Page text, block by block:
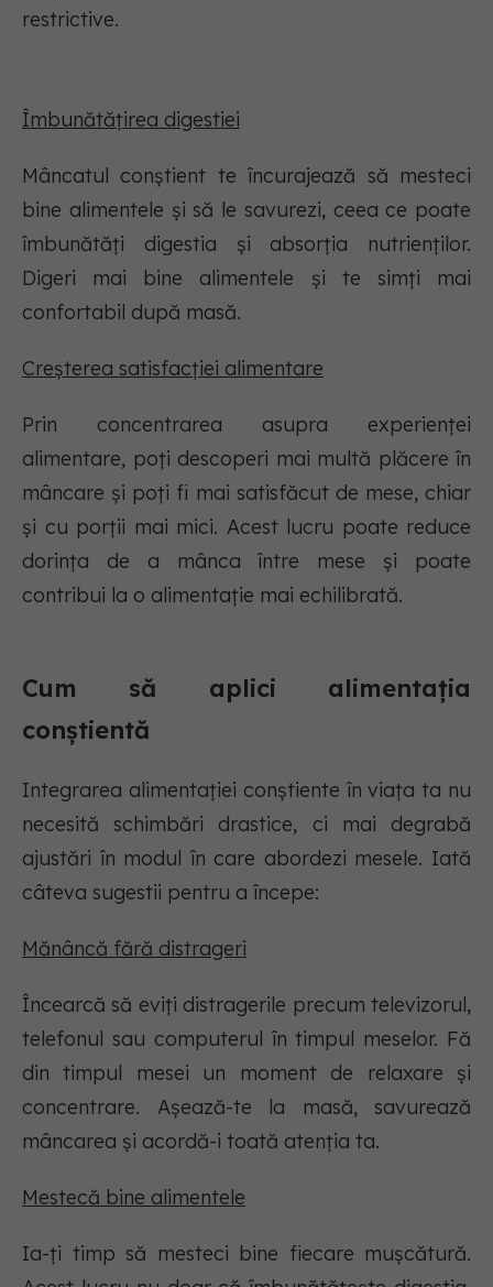
restrictive.
Îmbunătățirea digestiei
Mâncatul conștient te încurajează să mesteci
bine alimentele și să le savurezi, ceea ce poate
îmbunătăți digestia și absorția nutrienților.
Digeri mai bine alimentele și te simți mai
confortabil după masă.
Creșterea satisfacției alimentare
Prin concentrarea asupra experienței
alimentare, poți descoperi mai multă plăcere în
mâncare și poți fi mai satisfăcut de mese, chiar
și cu porții mai mici. Acest lucru poate reduce
dorința de a mânca între mese și poate
contribui la o alimentație mai echilibrată.
Cum să aplici alimentația
conștientă
Integrarea alimentației conștiente în viața ta nu
necesită schimbări drastice, ci mai degrabă
ajustări în modul în care abordezi mesele. Iată
câteva sugestii pentru a începe:
Mănâncă fără distrageri
Încearcă să eviți distragerile precum televizorul,
telefonul sau computerul în timpul meselor. Fă
din timpul mesei un moment de relaxare și
concentrare. Așează-te la masă, savurează
mâncarea și acordă-i toată atenția ta.
Mestecă bine alimentele
Ia-ți timp să mesteci bine fiecare mușcătură.